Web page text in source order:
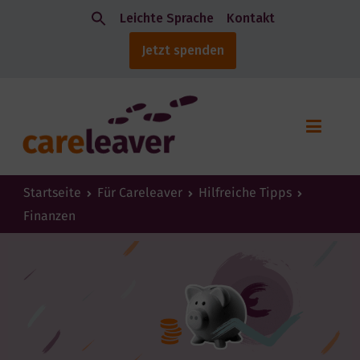
Leichte Sprache Kontakt
Jetzt spenden
Startseite Für Careleaver
Hilfreiche Tipps
Finanzen​